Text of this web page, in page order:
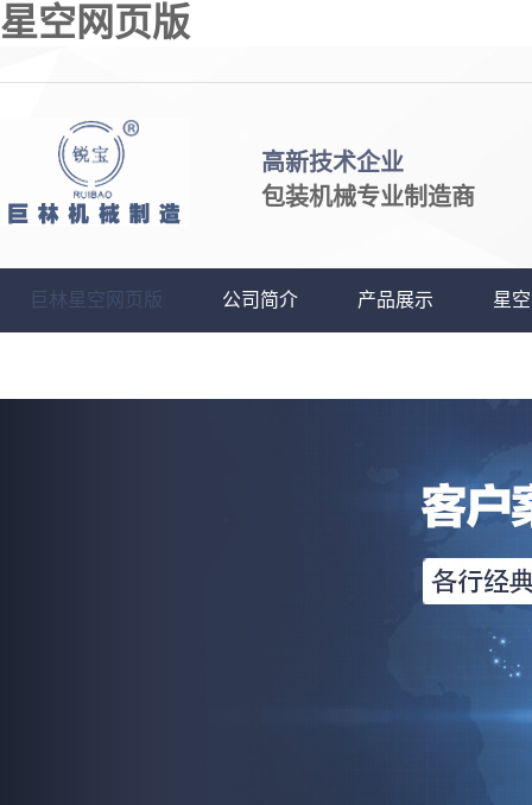
星空网页版
高新技术企业
包装机械专业制造商
巨林星空网页版 公司简介 产品展示 星